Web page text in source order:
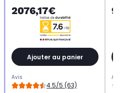
2076,17€
Ajouter au panier
Avis
4.5/5 (63)